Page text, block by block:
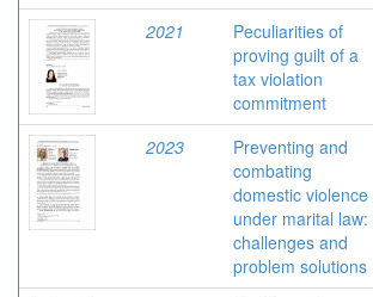
2021
Peculiarities of
proving guilt of a
tax violation
commitment
2023
Preventing and
combating
domestic violence
under marital law:
challenges and
problem solutions